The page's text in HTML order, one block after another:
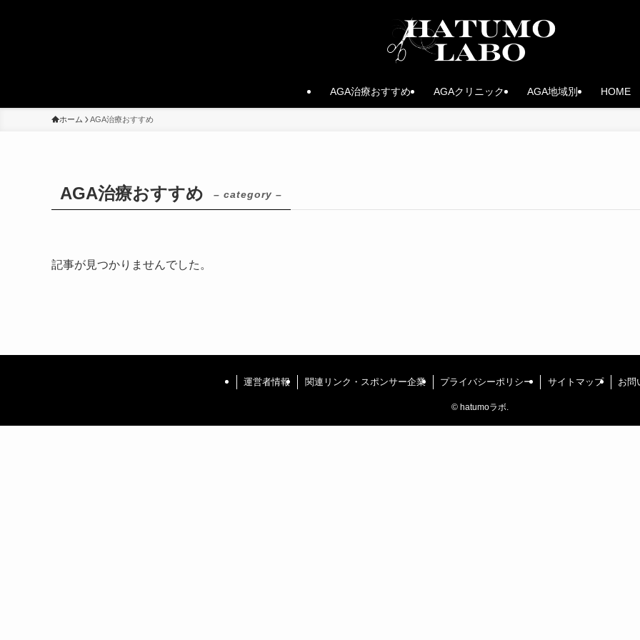
AGA治療おすすめ AGAクリニック AGA地域別 HOME
ホーム AGA治療おすすめ
AGA治療おすすめ – category –
記事が見つかりませんでした。
運営者情報 関連リンク・スポンサー企業 プライバシーポリシー サイトマップ お問
© hatumoラボ.